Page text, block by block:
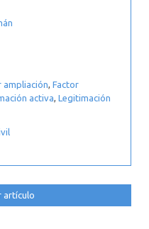
ampliación Factor
activa ,Legitimación
artículo